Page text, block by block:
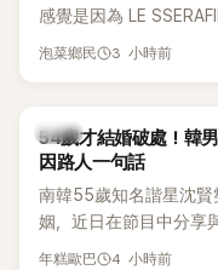
感覺是因為 LE
泡菜鄉民 3 小時前
韓星
54歲才結婚破處！韓男
因路人一句話
南韓55歲知名諧星沈賢
姻，近日在節目中分享
受兩人世界，沒想到站
年糕歐巴 4 小時前